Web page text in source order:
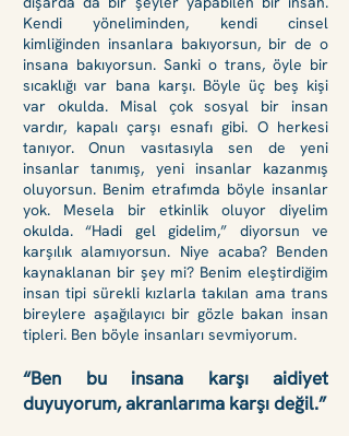
Kendi yöneliminden, kendi cinsel
kimliğinden insanlara bakıyorsun, bir de o
insana bakıyorsun. Sanki o trans, öyle bir
sıcaklığı var bana karşı. Böyle üç beş kişi
var okulda. Misal çok sosyal bir insan
vardır, kapalı çarşı esnafı gibi. O herkesi
tanıyor. Onun vasıtasıyla sen de yeni
insanlar tanımış, yeni insanlar kazanmış
oluyorsun. Benim etrafımda böyle insanlar
yok. Mesela bir etkinlik oluyor diyelim
okulda. “Hadi gel gidelim,” diyorsun ve
karşılık alamıyorsun. Niye acaba? Benden
kaynaklanan bir şey mi? Benim eleştirdiğim
insan tipi sürekli kızlarla takılan ama trans
bireylere aşağılayıcı bir gözle bakan insan
tipleri. Ben böyle insanları sevmiyorum.
“Ben bu insana karşı aidiyet
duyuyorum, akranlarıma karşı değil.”